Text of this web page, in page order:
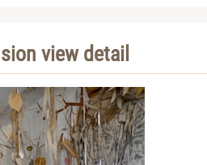
view detail